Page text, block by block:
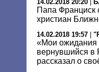
14.02.2018 20:20
Папа Франциск
христиан
14.02.2018 19:57
«Мои ожидания
вернувшийся в
рассказал о